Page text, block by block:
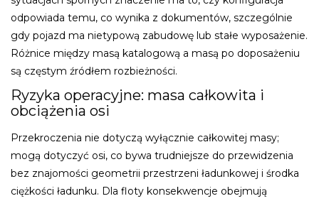
odpowiada temu, co wynika z dokumentów, szczególnie
gdy pojazd ma nietypową zabudowę lub stałe wyposażenie.
Różnice między masą katalogową a masą po doposażeniu
są częstym źródłem rozbieżności.
Ryzyka operacyjne: masa całkowita i
obciążenia osi
Przekroczenia nie dotyczą wyłącznie całkowitej masy;
mogą dotyczyć osi, co bywa trudniejsze do przewidzenia
bez znajomości geometrii przestrzeni ładunkowej i środka
ciężkości ładunku. Dla floty konsekwencje obejmują